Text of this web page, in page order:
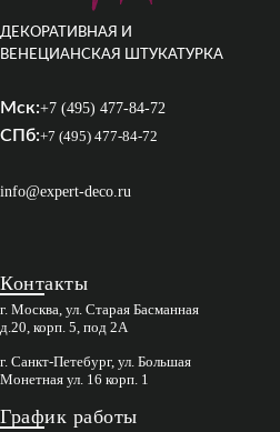
ДЕКОРАТИВНАЯ И
ВЕНЕЦИАНСКАЯ ШТУКАТУРКА
Мск:+7 (495) 477-84-72
СПб:+7 (495) 477-84-72
info@expert-deco.ru
Контакты
г. Москва, ул. Старая Басманная
д.20, корп. 5, под 2А
г. Санкт-Петебург, ул. Большая
Монетная ул. 16 корп. 1
График работы